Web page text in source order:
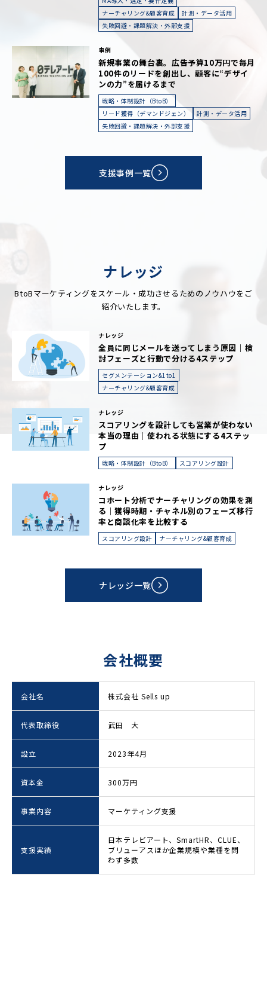
ナーチャリング&顧客育成
計測・データ活用
失敗回避・課題解決・外部支援
事例
新規事業の舞台裏。広告予算10万円で毎月
100件のリードを創出し、顧客に“デザイ
ンの力”を届けるまで
戦略・体制設計（BtoB）
リード獲得（デマンドジェン）
計測・データ活用
失敗回避・課題解決・外部支援
支援事例一覧
ナレッジ
BtoBマーケティングをスケール・成功させるためのノウハウをご
紹介いたします。
ナレッジ
全員に同じメールを送ってしまう原因｜検
討フェーズと行動で分ける4ステップ
セグメンテーション&1to1
ナーチャリング&顧客育成
ナレッジ
スコアリングを設計しても営業が使わない
本当の理由｜使われる状態にする4ステッ
プ
戦略・体制設計（BtoB） スコアリング設計
ナレッジ
コホート分析でナーチャリングの効果を測
る｜獲得時期・チャネル別のフェーズ移行
率と商談化率を比較する
スコアリング設計 ナーチャリング&顧客育成
ナレッジ一覧
会社概要
会社名 株式会社 Sells up
代表取締役 武田 大
設立 2023年4月
資本金 300万円
事業内容 マーケティング支援
支援実績
日本テレビアート、SmartHR、CLUE、
ブリューアスほか企業規模や業種を問
わず多数